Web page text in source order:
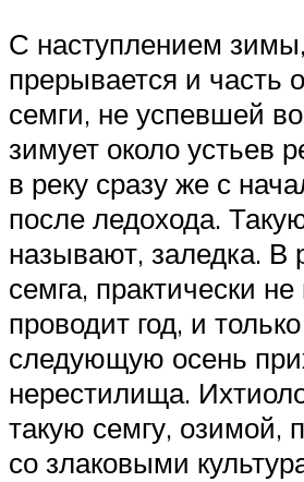
С наступлением
прерывается и часть
семги, не успевшей
зимует около устьев
в реку сразу же с
после ледохода.
называют, заледка. В
семга, практически не
проводит год, и
следующую осень
нерестилища.
такую семгу, озимой,
со злаковыми